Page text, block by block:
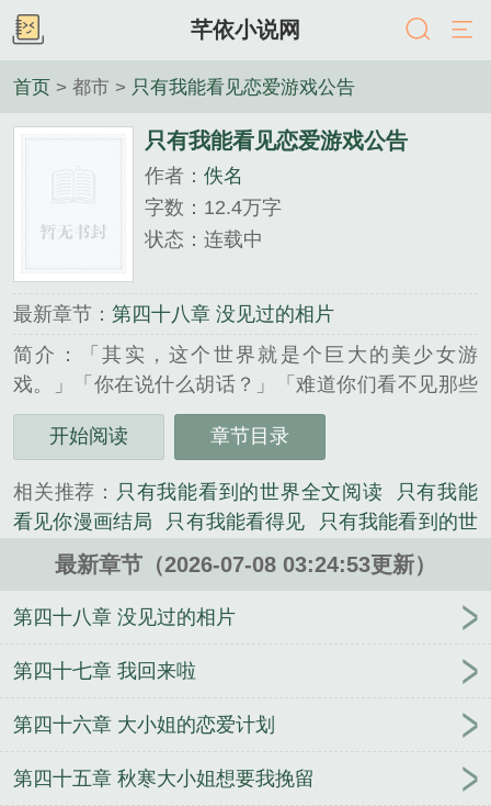
芊依小说网
首页 > 都市 > 只有我能看见恋爱游戏公告
只有我能看见恋爱游戏公告
作者： 佚名
字数：12.4万字
状态：连载中
最新章节： 第四十八章 没见过的相片
简介：「其实，这个世界就是个巨大的美少女游
戏。」「你在说什么胡话？」「难道你们看不见那些
公告吗？」……【叮！本周公告已发布】【製作组通
讯：从下周起，学校將转来一位新的美少女同
自杀的方式下线……】【bug修復：移除了病娇不会
使用柴刀的bug】「策划！你都修復了什么！」【已
发送补偿：免疫物理伤害的道具，感谢玩家对本款游
《只有我能看见恋爱游戏公告》是佚名精心创作的都
开始阅读 章节目录
相关推荐： 只有我能看到的世界全文阅读
只有我能
看见你漫画结局
只有我能看得见
只有我能看到的世
界在线阅读 只有我能看见好感度动漫
只有我能看到
的世界最新章节
只有我能看到恋爱游戏公告 漫画只
有我能看见你作者 只有我能看到你笔趣阁
只有我能
只有我能看见的隐藏新番
采
投影诸天 求生游戏：魔女崽崽她超飒的
班级求生：
屋檐下的我们难以萌生爱意 道悟长生
文豪1979：为
最新章节（2026-07-08 03:24:53更新）
第四十八章 没见过的相片
第四十七章 我回来啦
第四十六章 大小姐的恋爱计划
第四十五章 秋寒大小姐想要我挽留